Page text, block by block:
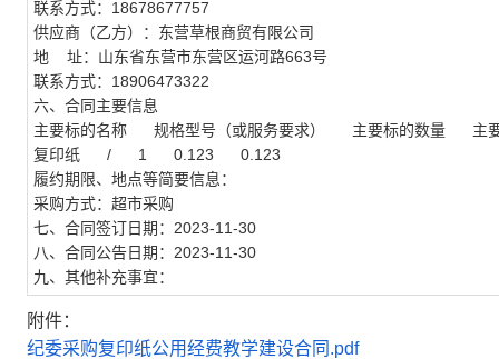
联系方式：18678677757
供应商（乙方）：东营草根商贸有限公司
地 址：山东省东营市东营区运河路663号
联系方式：18906473322
六、合同主要信息
主要标的名称 规格型号（或服务要求） 主要标的数量 主
复印纸 / 1 0.123 0.123
履约期限、地点等简要信息：
采购方式：超市采购
七、合同签订日期：2023-11-30
八、合同公告日期：2023-11-30
九、其他补充事宜：
附件：
纪委采购复印纸公用经费教学建设合同.pdf